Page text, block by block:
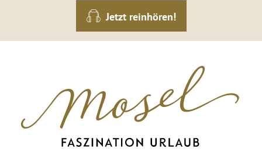
Jetzt reinhören!